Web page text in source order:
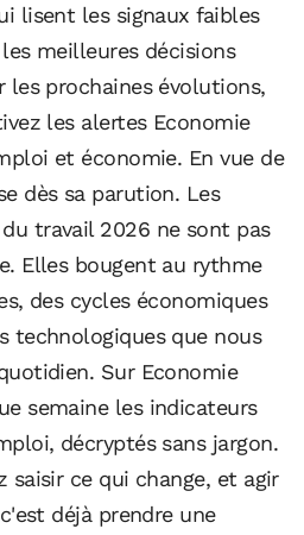
lisent les signaux faibles
meilleures décisions
les prochaines évolutions,
les alertes Economie
et économie. En vue de
dès sa parution. Les
travail 2026 ne sont pas
Elles bougent au rythme
des cycles économiques
technologiques que nous
Sur Economie
semaine les indicateurs
décryptés sans jargon.
saisir ce qui change, et agir
déjà prendre une